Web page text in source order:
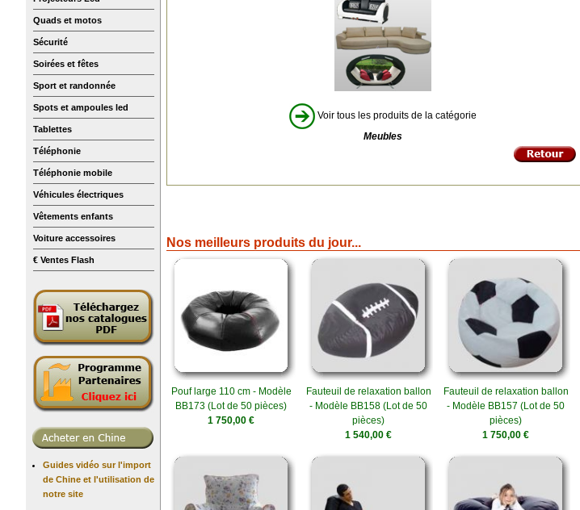
Quads et motos
Sécurité
Soirées et fêtes
Sport et randonnée
Spots et ampoules led
Tablettes
Téléphonie
Téléphonie mobile
Véhicules électriques
Vêtements enfants
Voiture accessoires
€ Ventes Flash
Guides vidéo sur l'import
de Chine et l'utilisation de
notre site
Voir tous les produits de la catégorie
Meubles
Nos meilleurs produits du jour...
Pouf large 110 cm - Modèle
BB173 (Lot de 50 pièces)
1 750,00 €
Fauteuil de relaxation ballon
- Modèle BB158 (Lot de 50
pièces)
1 540,00 €
Fauteuil de relaxation ballon
- Modèle BB157 (Lot de 50
pièces)
1 750,00 €